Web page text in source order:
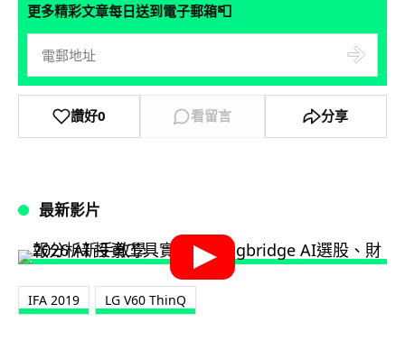
更多精彩文章每日送到電子郵箱📮
讚好0 看留言 分享
最新影片
IFA 2019 LG V60 ThinQ